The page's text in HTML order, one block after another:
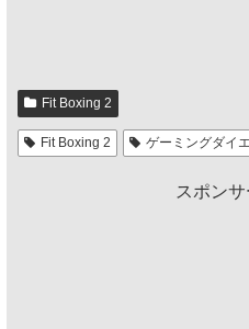
Fit Boxing 2
Fit Boxing 2 ゲーミングダイ
スポン